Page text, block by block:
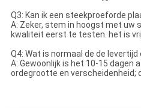
Q3: Kan ik een steekproeforde
A: Zeker, stem in hoogst met uw
kwaliteit eerst te testen. het is
Q4: Wat is normaal de de levertijd
A: Gewoonlijk is het 10-15 dagen
ordegrootte en verscheidenheid;